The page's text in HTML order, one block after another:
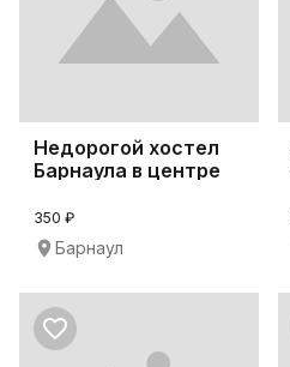
Недорогой хостел
Барнаула в центре
350 ₽
Барнаул